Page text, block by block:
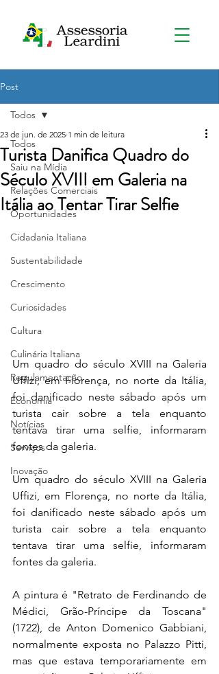
Post
Todos
Saiu na Mídia
Relações Comerciais
Oportunidades
Cidadania Italiana
Sustentabilidade
Crescimento
Curiosidades
Cultura
Culinária Italiana
Regulamentação
Economia
Notícias
Serviços
Inovação
Todos
Turista Danifica Quadro do
Século XVIII em Galeria na
Itália ao Tentar Tirar Selfie
23 de jun. de 2025 1 min de leitura
Um quadro do século XVIII na Galeria
Uffizi, em Florença, no norte da Itália,
foi danificado neste sábado após um
turista cair sobre a tela enquanto
tentava tirar uma selfie, informaram
fontes da galeria.
Um quadro do século XVIII na Galeria
Uffizi, em Florença, no norte da Itália,
foi danificado neste sábado após um
turista cair sobre a tela enquanto
tentava tirar uma selfie, informaram
fontes da galeria.
A pintura é "Retrato de Ferdinando de
Médici, Grão-Príncipe da Toscana"
(1722), de Anton Domenico Gabbiani,
normalmente exposta no Palazzo Pitti,
mas que estava temporariamente em